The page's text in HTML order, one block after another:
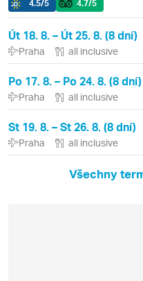
4.5/5 4.7/5
Út 18. 8. – Út 25. 8. (8 dní)
Praha all inclusive
Po 17. 8. – Po 24. 8. (8 dní)
Praha all inclusive
St 19. 8. – St 26. 8. (8 dní)
Praha all inclusive
Všechny